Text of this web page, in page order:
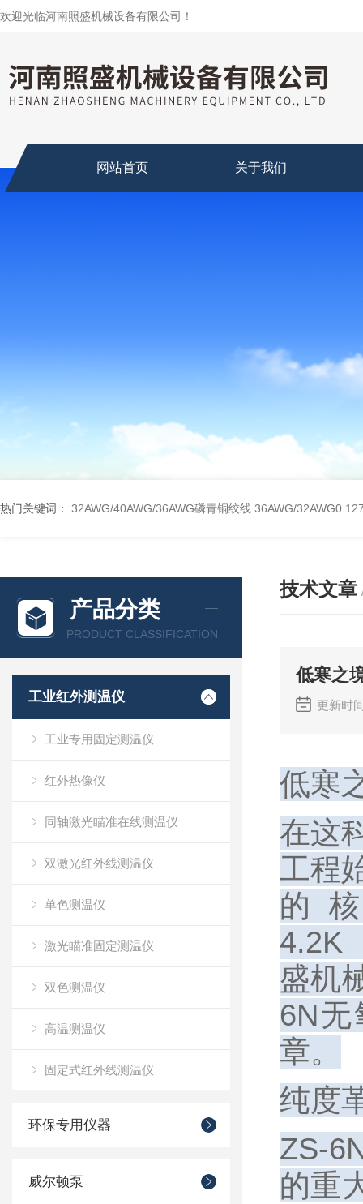
欢迎光临河南照盛机械设备有限公司！
网站首页 关于我们
热门关键词： 32AWG/40AWG/36AWG磷青铜绞线 36AWG/
产品分类
PRODUCT CLASSIFICATION
工业红外测温仪
工业专用固定测温仪
红外热像仪
同轴激光瞄准在线测温仪
双激光红外线测温仪
单色测温仪
激光瞄准固定测温仪
双色测温仪
高温测温仪
固定式红外线测温仪
环保专用仪器
威尔顿泵
技术文章
低寒之
更新时
低寒
在这
工程
的
4.2K
盛机
6N
章。
纯度
ZS-
的重